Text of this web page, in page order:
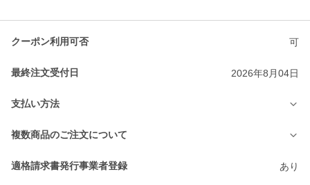
クーポン利用可否 可
最終注文受付日 2026年8月04日
支払い方法
複数商品のご注文について
適格請求書発行事業者登録 あり